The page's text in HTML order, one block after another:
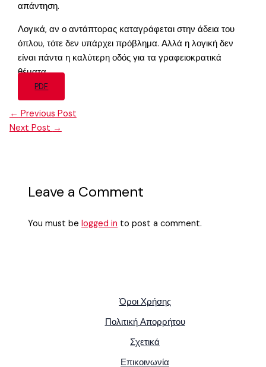
απάντηση.
Λογικά, αν ο αντάπτορας καταγράφεται στην άδεια του
όπλου, τότε δεν υπάρχει πρόβλημα. Αλλά η λογική δεν
είναι πάντα η καλύτερη οδός για τα γραφειοκρατικά
θέματα.
PDF
← Previous Post
Next Post →
Leave a Comment
You must belogged in to post a comment.
Όροι Χρήσης
Πολιτική Απορρήτου
Σχετικά
Επικοινωνία